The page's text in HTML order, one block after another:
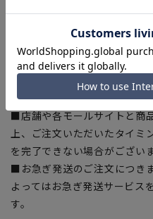
部、商品現物におすすめサイ
商品もございます。
■ブラウザやお使いのモニタ
加減により、実際の商品と
います。
■店舗や各モールサイトと商
上、ご注文いただいたタイミ
を完了できない場合がござい
■お急ぎ発送のご注文につき
よってはお急ぎ発送サービス
す。